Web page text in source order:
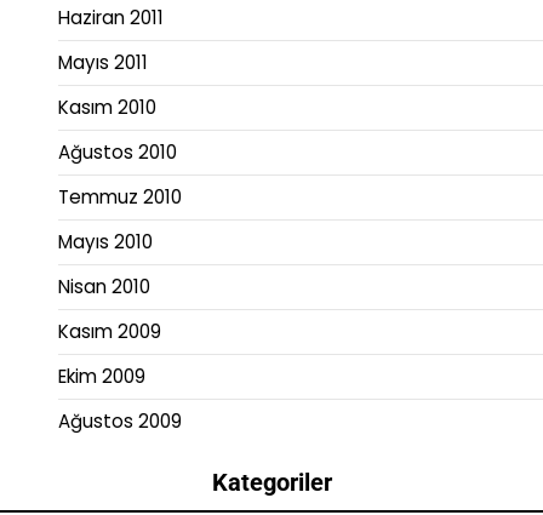
Haziran 2011
Mayıs 2011
Kasım 2010
Ağustos 2010
Temmuz 2010
Mayıs 2010
Nisan 2010
Kasım 2009
Ekim 2009
Ağustos 2009
Kategoriler